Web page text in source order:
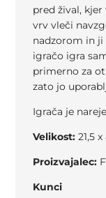
pred žival,
vrv vleči
nadzorom in ji
igračo igra
primerno za
zato jo
Igrača je
Velikost:21,5
Proizvajalec:
Kunci